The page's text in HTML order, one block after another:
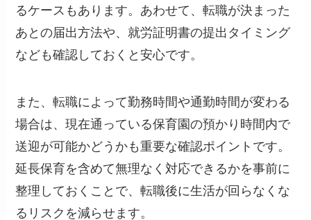
るケースもあります。あわせて、転職が決まった
あとの届出方法や、就労証明書の提出タイミング
なども確認しておくと安心です。
また、転職によって勤務時間や通勤時間が変わる
場合は、現在通っている保育園の預かり時間内で
送迎が可能かどうかも重要な確認ポイントです。
延長保育を含めて無理なく対応できるかを事前に
整理しておくことで、転職後に生活が回らなくな
るリスクを減らせます。